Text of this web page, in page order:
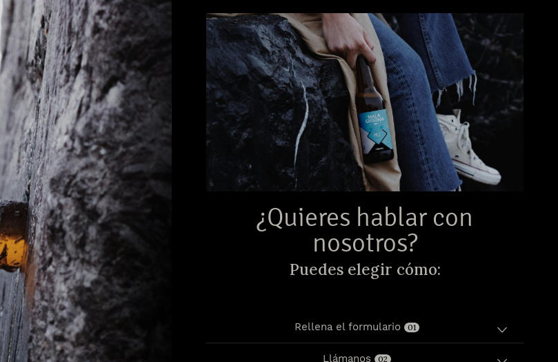
¿Quieres hablar con
nosotros?
Puedes elegir cómo:
Rellena el formulario 01
Llámanos 02